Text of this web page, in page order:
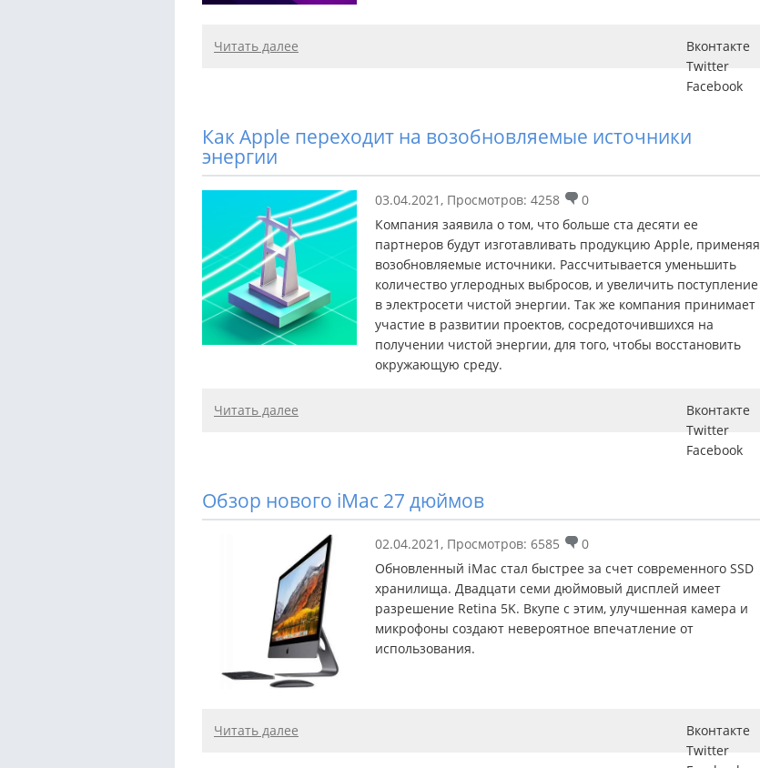
Читать далее
Вконтакте
Twitter
Facebook
Как Apple переходит на возобновляемые источники
энергии
03.04.2021 , Просмотров: 4258
0
Компания заявила о том, что больше ста десяти ее
партнеров будут изготавливать продукцию Apple, применяя
возобновляемые источники. Рассчитывается уменьшить
количество углеродных выбросов, и увеличить поступление
в электросети чистой энергии. Так же компания принимает
участие в развитии проектов, сосредоточившихся на
получении чистой энергии, для того, чтобы восстановить
окружающую среду.
Читать далее
Вконтакте
Twitter
Facebook
Обзор нового iMac 27 дюймов
02.04.2021 , Просмотров: 6585
0
Обновленный iMac стал быстрее за счет современного SSD
хранилища. Двадцати семи дюймовый дисплей имеет
разрешение Retina 5K. Вкупе с этим, улучшенная камера и
микрофоны создают невероятное впечатление от
использования.
Читать далее
Вконтакте
Twitter